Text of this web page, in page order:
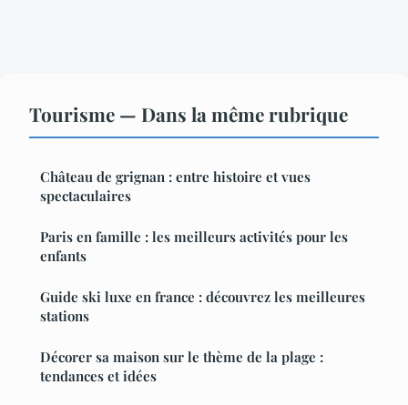
Tourisme — Dans la même rubrique
Château de grignan : entre histoire et vues
spectaculaires
Paris en famille : les meilleurs activités pour les
enfants
Guide ski luxe en france : découvrez les meilleures
stations
Décorer sa maison sur le thème de la plage :
tendances et idées